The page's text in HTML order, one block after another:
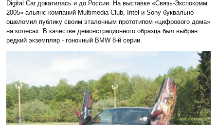
Digital Car докатилась и до России. На выставке «Связь-Экспокомм
2005» альянс компаний Multimedia Club, Intel и Sony буквально
ошеломил публику своим эталонным прототипом «цифрового дома»
на колесах. В качестве демонстрационного образца был выбран
редкий экземпляр - гоночный BMW 8-й серии.